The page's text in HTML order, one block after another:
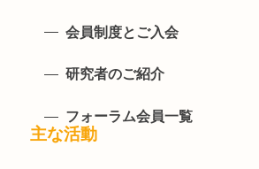
会員制度とご入会
研究者のご紹介
フォーラム会員一覧
主な活動